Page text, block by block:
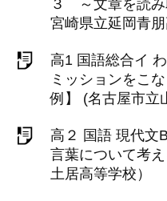
３ ～文章を読み
宮崎県立延岡青
高1 国語総合イ
ミッションをこ
例】 (名古屋市立
高２ 国語 現代文
言葉について考
土居高等学校）